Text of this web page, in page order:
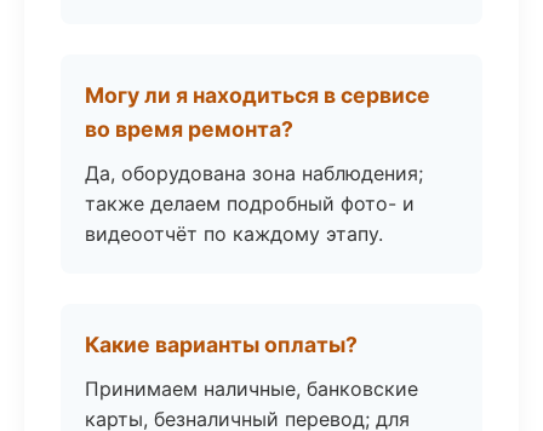
Могу ли я находиться в сервисе
во время ремонта?
Да, оборудована зона наблюдения;
также делаем подробный фото- и
видеоотчёт по каждому этапу.
Какие варианты оплаты?
Принимаем наличные, банковские
карты, безналичный перевод; для